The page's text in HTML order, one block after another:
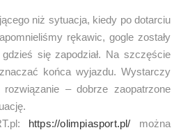
niż sytuacja, kiedy po dotarciu
rękawic, gogle zostały
się zapodział. Na szczęście
końca wyjazdu. Wystarczy
– dobrze zaopatrzone
https://olimpiasport.pl/ można